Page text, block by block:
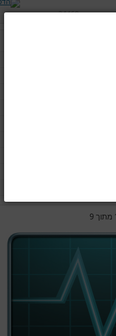
כניסות:34468